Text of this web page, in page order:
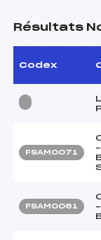
Résultats
Codex
FSAM0071
FSAM0061